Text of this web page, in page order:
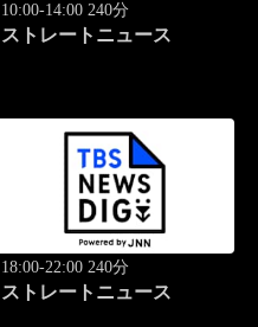
10:00-14:00 240分
ストレートニュース
18:00-22:00 240分
ストレートニュース